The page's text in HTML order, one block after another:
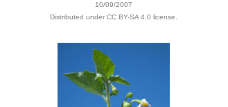
10/09/2007
Distributed under CC BY-SA 4.0 license.